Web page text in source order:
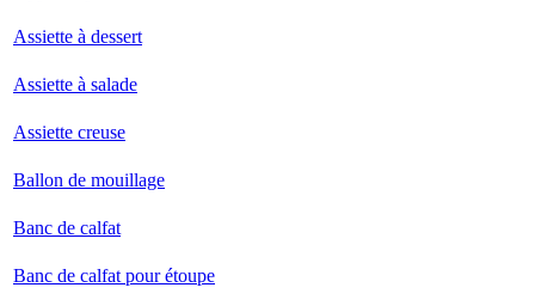
Assiette à dessert
Assiette à salade
Assiette creuse
Ballon de mouillage
Banc de calfat
Banc de calfat pour étoupe